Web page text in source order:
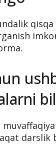
qisqa
darslik